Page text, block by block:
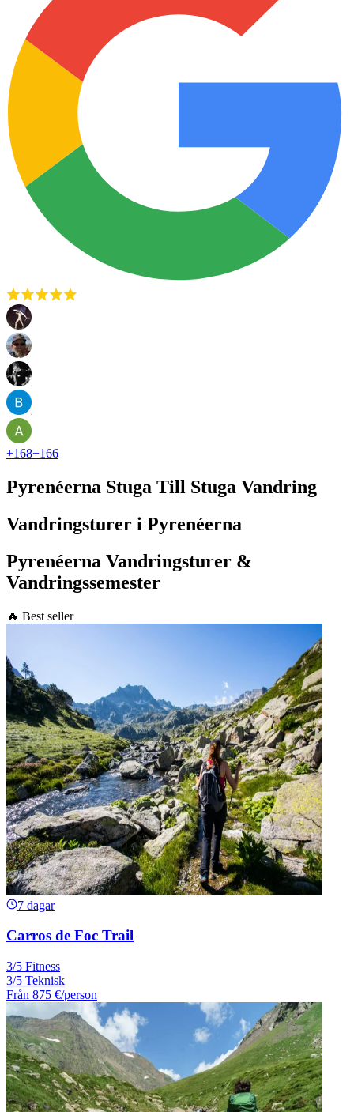
+168+166
Pyrenéerna Stuga Till Stuga Vandring
Vandringsturer i Pyrenéerna
Pyrenéerna Vandringsturer &
Vandringssemester
🔥 Best seller
7 dagar
Carros de Foc Trail
3/5 Fitness
3/5 Teknisk
Från 875 €/person